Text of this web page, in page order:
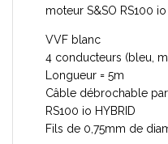
moteur S&SO RS100
VVF blanc
4 conducteurs (bleu,
Longueur = 5m
Câble débrochable
RS100 io HYBRID
Fils de 0,75mm de